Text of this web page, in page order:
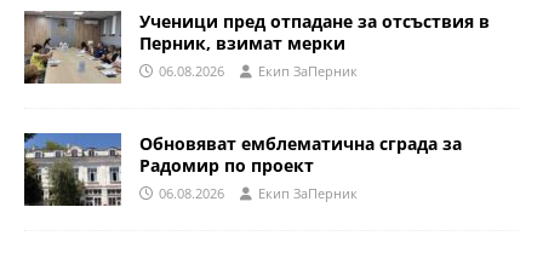
Ученици пред отпадане за отсъствия в
Перник, взимат мерки
06.08.2026 Eкип ЗаПерник
Обновяват емблематична сграда за
Радомир по проект
06.08.2026 Eкип ЗаПерник